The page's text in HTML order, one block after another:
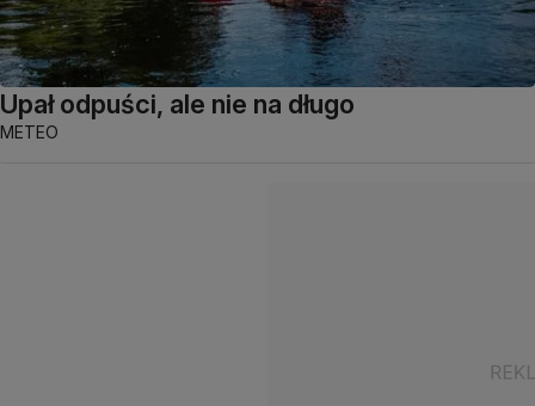
Upał odpuści, ale nie na długo
METEO